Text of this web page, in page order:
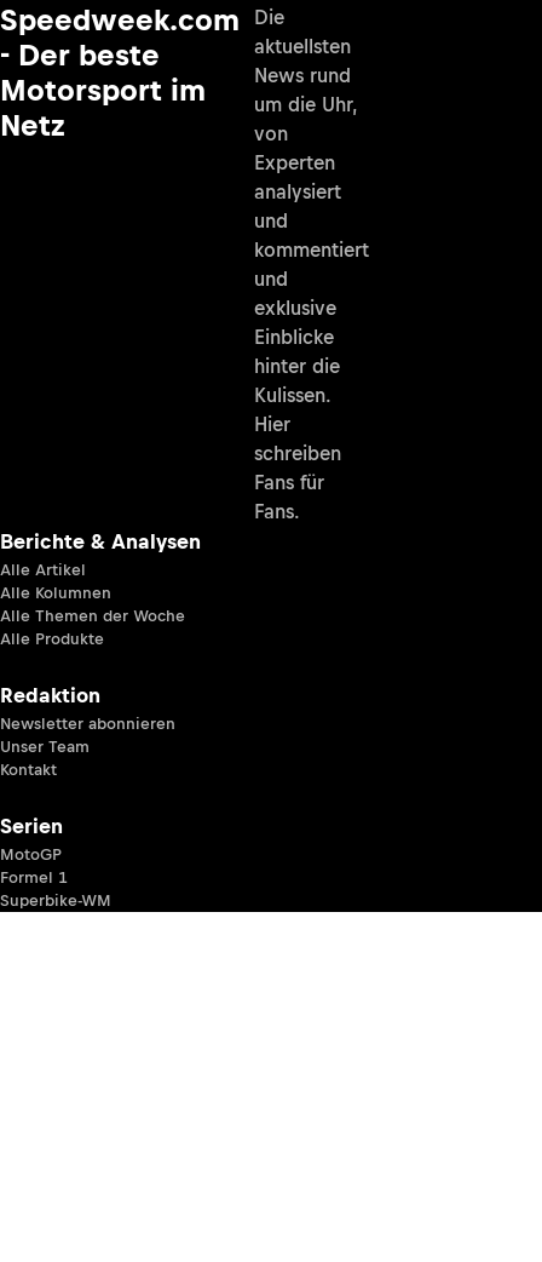
Speedweek.com
- Der beste
Motorsport im
Netz
Die
aktuellsten
News rund
um die Uhr,
von
Experten
analysiert
und
kommentiert
und
exklusive
Einblicke
hinter die
Kulissen.
Hier
schreiben
Fans für
Fans.
Berichte & Analysen
Alle Artikel
Alle Kolumnen
Alle Themen der Woche
Alle Produkte
Redaktion
Newsletter abonnieren
Unser Team
Kontakt
Serien
MotoGP
Formel 1
Superbike-WM